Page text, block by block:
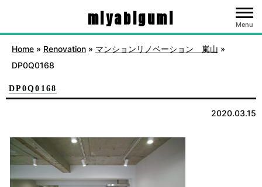
miyabigumi Menu
Home » Renovation » マンションリノベーション 嵐山 »
DP0Q0168
DP0Q0168
2020.03.15